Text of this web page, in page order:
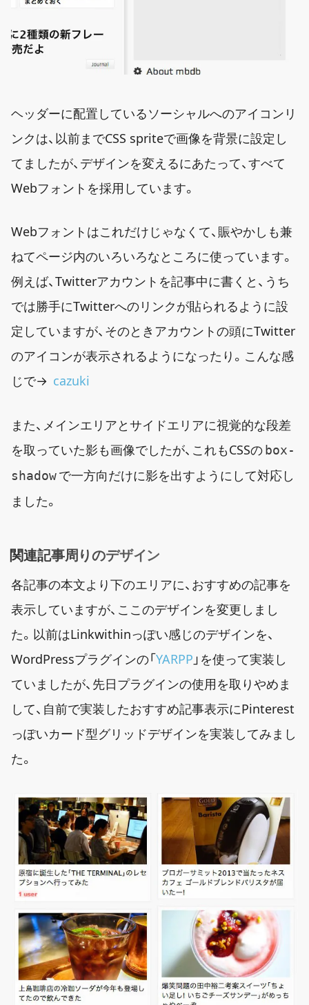
ヘッダーに配置しているソーシャルへのアイコンリ
ンクは、以前までCSS spriteで画像を背景に設定し
てましたが、デザインを変えるにあたって、すべて
Webフォントを採用しています。
Webフォントはこれだけじゃなくて、賑やかしも兼
ねてページ内のいろいろなところに使っています。
例えば、Twitterアカウントを記事中に書くと、うち
では勝手にTwitterへのリンクが貼られるように設
定していますが、そのときアカウントの頭にTwitter
のアイコンが表示されるようになったり。こんな感
じで→ cazuki
また、メインエリアとサイドエリアに視覚的な段差
を取っていた影も画像でしたが、これもCSSのbox-
shadowで一方向だけに影を出すようにして対応し
ました。
関連記事周りのデザイン
各記事の本文より下のエリアに、おすすめの記事を
表示していますが、ここのデザインを変更しまし
た。以前はLinkwithinっぽい感じのデザインを、
WordPressプラグインの「YARPP 」を使って実装し
ていましたが、先日プラグインの使用を取りやめま
して、自前で実装したおすすめ記事表示にPinterest
っぽいカード型グリッドデザインを実装してみまし
た。